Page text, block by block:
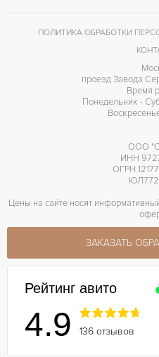
ПОЛИТИКА ОБРАБОТКИ
проезд Завода
Время
Понедельник -
ООО
ИНН
ОГРН
Цены на сайте носят
ЗАКАЗАТЬ
Рейтинг авито
4.9 136 отзывов